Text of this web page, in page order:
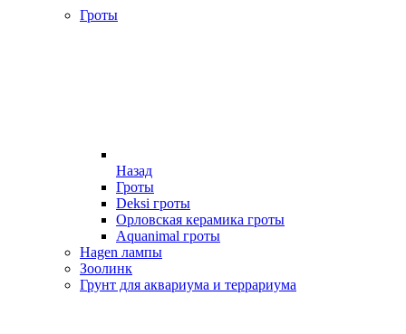
Гроты
Назад
Гроты
Deksi гроты
Орловская керамика гроты
Aquanimal гроты
Hagen лампы
Зоолинк
Грунт для аквариума и террариума